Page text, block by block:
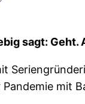
sagt: Geht.
mit